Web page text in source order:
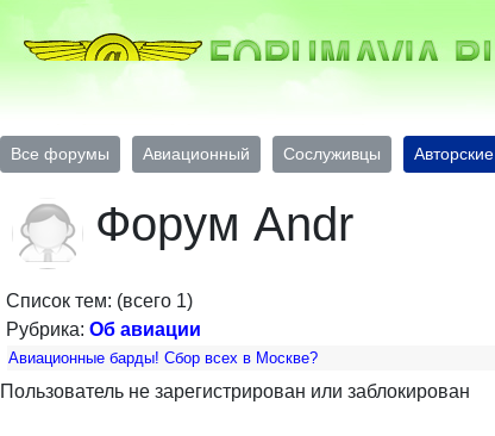
Все форумы Авиационный Сослуживцы Авторские
Форум Andr
Список тем: (всего 1)
Рубрика: Об авиации
Авиационные барды! Сбор всех в Москве?
Пользователь не зарегистрирован или заблокирован